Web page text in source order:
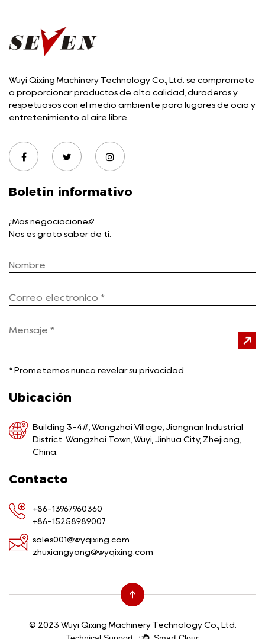
Wuyi Qixing Machinery Technology Co., Ltd. se compromete
a proporcionar productos de alta calidad, duraderos y
respetuosos con el medio ambiente para lugares de ocio y
entretenimiento al aire libre.
Boletin informativo
¿Más negociaciones?
Nos es grato saber de ti.
* Prometemos nunca revelar su privacidad.
Ubicación
Building 3-4#, Wangzhai Village, Jiangnan Industrial
District. Wangzhai Town, Wuyi, Jinhua City, Zhejiang,
China.
Contacto
+86-13967960360
+86-15258989007
sales001@wyqixing.com
zhuxiangyang@wyqixing.com
© 2023 Wuyi Qixing Machinery Technology Co., Ltd.